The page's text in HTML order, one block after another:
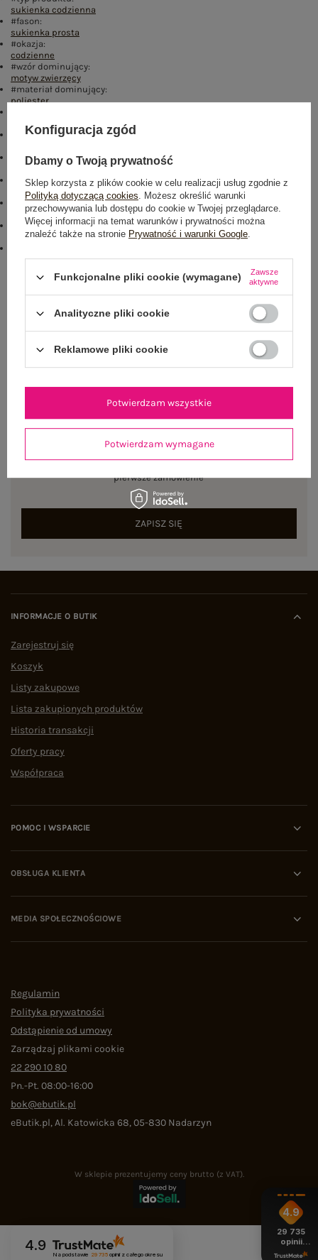
sukienka codzienna
#fason:
sukienka prosta
#okazja:
codzienne
#wzór dominujący:
motyw zwierzęcy
#materiał dominujący:
poliester
przed kolano
#rękaw:
#dekolt:
#zapięcie:
brak
#skład materiału :
98% poliester ,2% elastan
#sposób prania :
pranie w pralce w 30°C
Modelka ma na sobie rozmiar one size. Wymiary modelki: wzrost 173
cm, biust 85 cm, talia 62 cm, biodra 95 cm
Rozmiar: One size
Centrum Logistyczne Nadarzyn
NEWSLETTER
pierwsze zamówienie
ZAPISZ SIĘ
INFORMACJE O BUTIK
Zarejestruj się
Koszyk
Listy zakupowe
Lista zakupionych produktów
Historia transakcji
Oferty pracy
Współpraca
POMOC I WSPARCIE
OBSŁUGA KLIENTA
MEDIA SPOŁECZNOŚCIOWE
Regulamin
Polityka prywatności
Odstąpienie od umowy
Zarządzaj plikami cookie
22 290 10 80
Pn.-Pt. 08:00-16:00
bok@ebutik.pl
eButik.pl,Al. Katowicka 68,05-830 Nadarzyn
W sklepie prezentujemy ceny brutto (z VAT).
4.9
Na podstawie 29 735opinii z całego okresu
4.9
29 735
opinii
z całego
Konfiguracja zgód
Dbamy o Twoją prywatność
Sklep korzysta z plików cookie w celu realizacji usług zgodnie z
Polityką dotyczącą cookies. Możesz określić warunki
przechowywania lub dostępu do cookie w Twojej przeglądarce.
Więcej informacji na temat warunków i prywatności można
znaleźć także na stronie Prywatność i warunki Google.
Funkcjonalne pliki cookie (wymagane)
Zawsze
aktywne
Analityczne pliki cookie
Reklamowe pliki cookie
Potwierdzam wymagane
Potwierdzam wszystkie